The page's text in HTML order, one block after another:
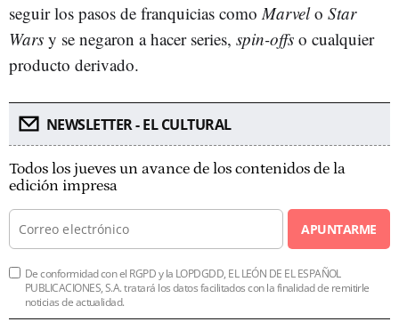
seguir los pasos de franquicias como Marvelo Star
Wars y se negaron a hacer series, spin-offs o cualquier
producto derivado.
NEWSLETTER - EL CULTURAL
Todos los jueves un avance de los contenidos de la
edición impresa
APUNTARME
De conformidad con el RGPD y la LOPDGDD, EL LEÓN DE EL ESPAÑOL
PUBLICACIONES, S.A. tratará los datos facilitados con la finalidad de remitirle
noticias de actualidad.